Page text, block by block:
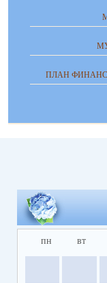
ПЛАН
пн вт